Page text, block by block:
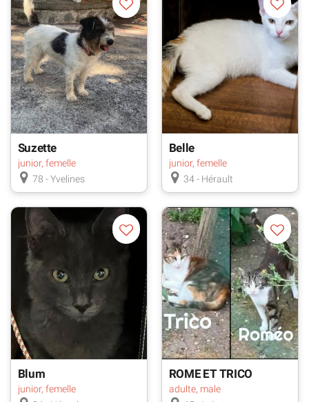
Suzette
junior, femelle
78 - Yvelines
Belle
junior, femelle
34 - Hérault
Blum
junior, femelle
ROME ET TRICO
DOUBLE ADOPTIO
adulte, male